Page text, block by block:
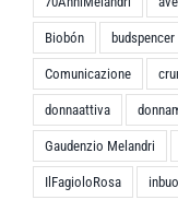
Biobón budspencer
Comunicazione
donnaattiva
Gaudenzio Melandri
IlFagioloRosa